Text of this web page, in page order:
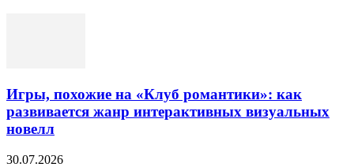
Игры, похожие на «Клуб романтики»: как
развивается жанр интерактивных визуальных
новелл
30.07.2026